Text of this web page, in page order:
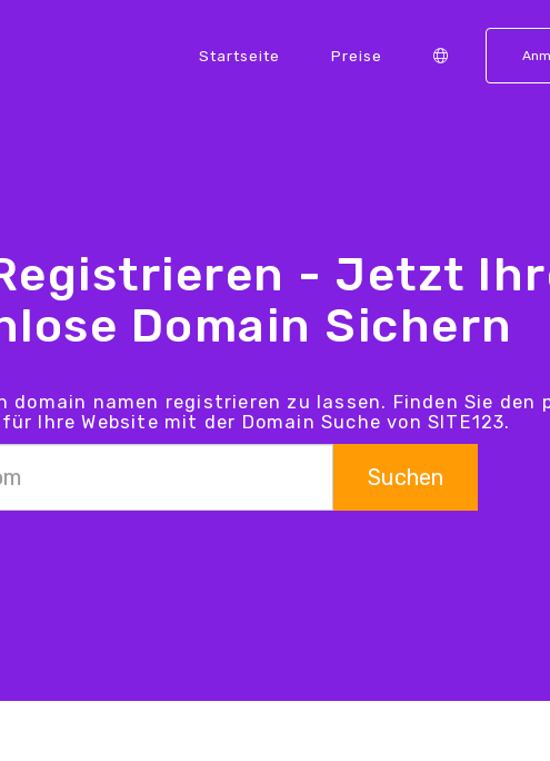
Startseite Preise
- Jetzt
Domain Sichern
domain namen registrieren zu lassen. Finden Sie den
Ihre Website mit der Domain Suche von SITE123.
Suchen